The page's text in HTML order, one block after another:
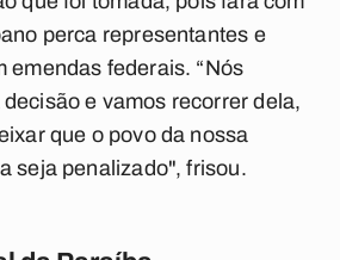
perca representantes e
emendas federais. “Nós
e vamos recorrer dela,
que o povo da nossa
seja penalizado", frisou.